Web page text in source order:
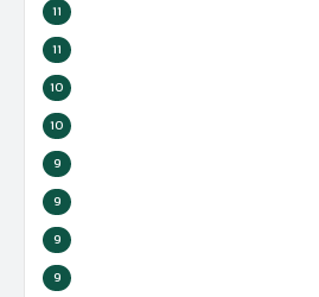
11
11
10
10
9
9
9
9